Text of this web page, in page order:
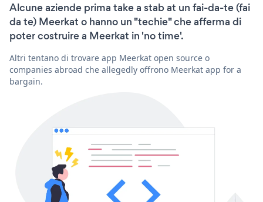
Alcune aziende prima take a stab at un fai-da-te (fai
da te) Meerkat o hanno un "techie" che afferma di
poter costruire a Meerkat in 'no time'.
Altri tentano di trovare app Meerkat open source o
companies abroad che allegedly offrono Meerkat app for a
bargain.